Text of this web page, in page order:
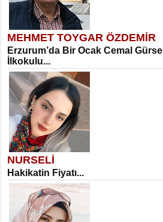
MEHMET TOYGAR ÖZDEMİR
Erzurum’da Bir Ocak Cemal Gürsel
İlkokulu...
NURSELİ
Hakikatin Fiyatı...